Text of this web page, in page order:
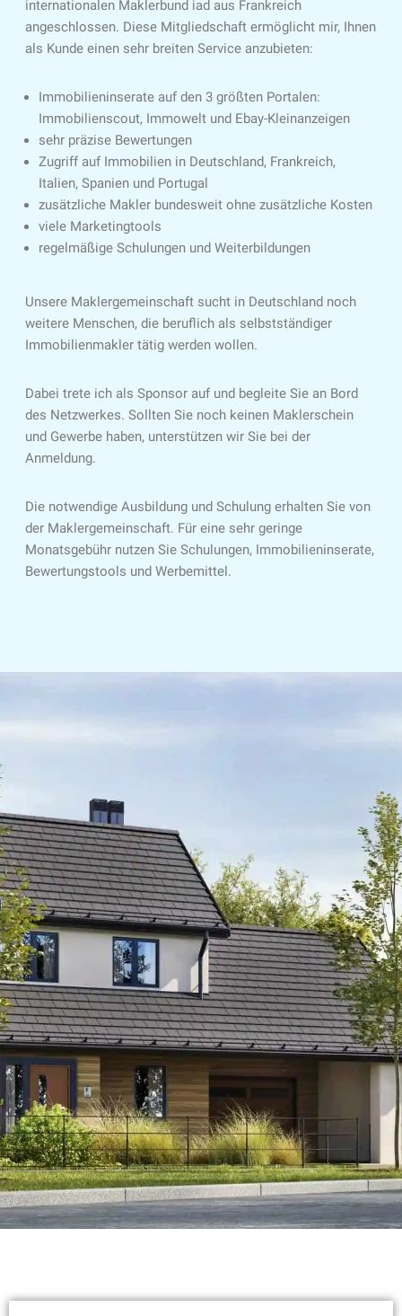
internationalen Maklerbund iad aus Frankreich
angeschlossen. Diese Mitgliedschaft ermöglicht mir, Ihnen
als Kunde einen sehr breiten Service anzubieten:
Immobilieninserate auf den 3 größten Portalen:
Immobilienscout, Immowelt und Ebay-Kleinanzeigen
sehr präzise Bewertungen
Zugriff auf Immobilien in Deutschland, Frankreich,
Italien, Spanien und Portugal
zusätzliche Makler bundesweit ohne zusätzliche Kosten
viele Marketingtools
regelmäßige Schulungen und Weiterbildungen
Unsere Maklergemeinschaft sucht in Deutschland noch
weitere Menschen, die beruflich als selbstständiger
Immobilienmakler tätig werden wollen.
Dabei trete ich als Sponsor auf und begleite Sie an Bord
des Netzwerkes. Sollten Sie noch keinen Maklerschein
und Gewerbe haben, unterstützen wir Sie bei der
Anmeldung.
Die notwendige Ausbildung und Schulung erhalten Sie von
der Maklergemeinschaft. Für eine sehr geringe
Monatsgebühr nutzen Sie Schulungen, Immobilieninserate,
Bewertungstools und Werbemittel.